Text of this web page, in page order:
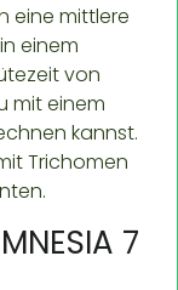
eine mittlere
einem
von
mit einem
kannst.
Trichomen
7